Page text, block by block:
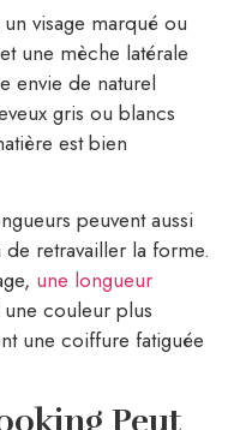
visage marqué ou
une mèche latérale
envie de naturel
gris ou blancs
est bien
peuvent aussi
retravailler la forme.
une longueur
couleur plus
une coiffure fatiguée